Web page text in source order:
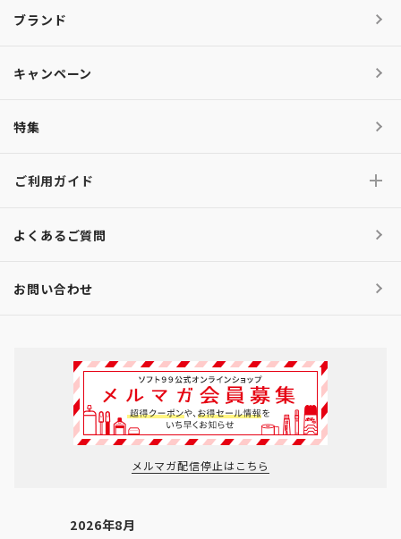
ブランド
キャンペーン
特集
ご利用ガイド
よくあるご質問
お問い合わせ
メルマガ配信停止はこちら
2026年8月